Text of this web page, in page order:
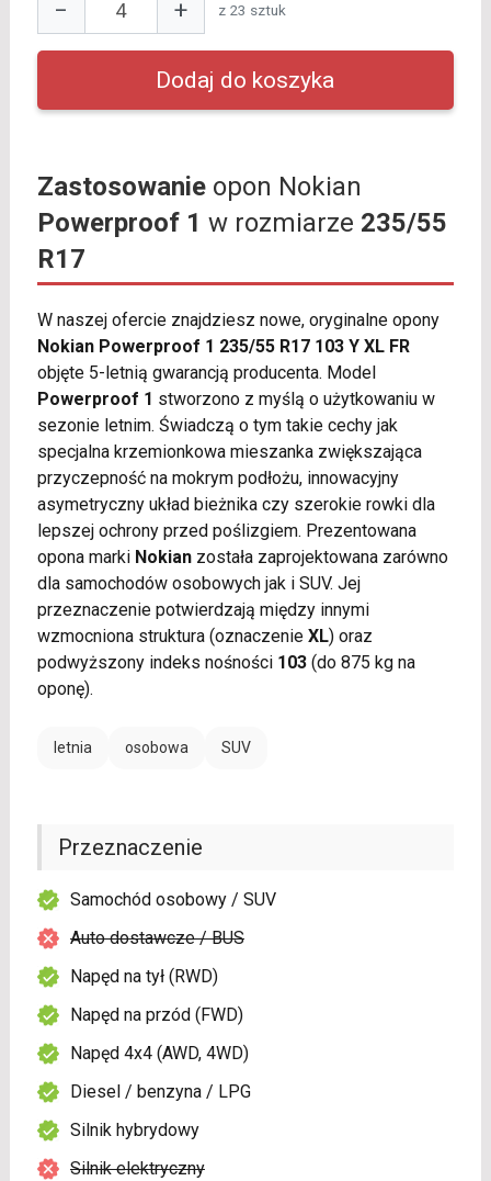
− + z 23 sztuk
Zastosowanieopon Nokian
Powerproof 1 w rozmiarze 235/55
R17
W naszej ofercie znajdziesz nowe, oryginalne opony
Nokian Powerproof 1 235/55 R17 103 Y XL FR
objęte 5-letnią gwarancją producenta. Model
Powerproof 1 stworzono z myślą o użytkowaniu w
sezonie letnim. Świadczą o tym takie cechy jak
specjalna krzemionkowa mieszanka zwiększająca
przyczepność na mokrym podłożu, innowacyjny
asymetryczny układ bieżnika czy szerokie rowki dla
lepszej ochrony przed poślizgiem. Prezentowana
opona marki Nokianzostała zaprojektowana zarówno
dla samochodów osobowych jak i SUV. Jej
przeznaczenie potwierdzają między innymi
wzmocniona struktura (oznaczenie XL) oraz
podwyższony indeks nośności 103(do 875 kg na
oponę).
letnia osobowa SUV
Przeznaczenie
Samochód osobowy / SUV
Auto dostawcze / BUS
Napęd na tył (RWD)
Napęd na przód (FWD)
Napęd 4x4 (AWD, 4WD)
Diesel / benzyna / LPG
Silnik hybrydowy
Silnik elektryczny